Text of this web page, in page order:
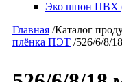
Эко шпон ПВХ
Главная /Каталог
плёнка ПЭТ /526/6/8/